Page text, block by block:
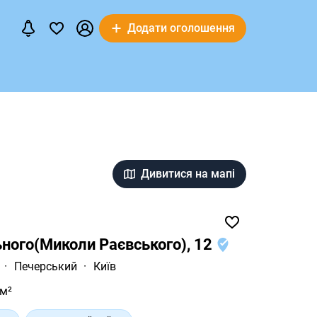
Додати оголошення
Дивитися на мапі
Раєвського), 12
· Печерський ·
Київ